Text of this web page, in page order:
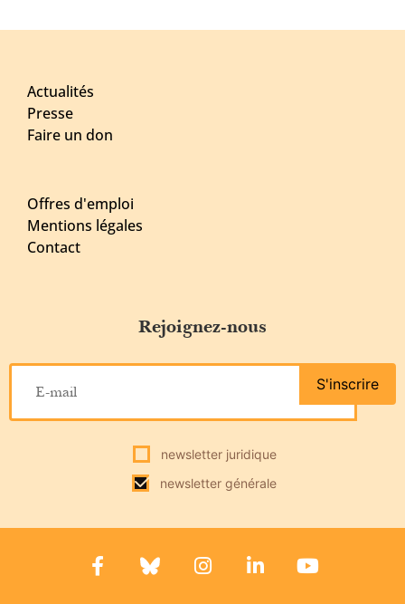
Actualités
Presse
Faire un don
Offres d'emploi
Mentions légales
Contact
Rejoignez-nous
newsletter juridique
newsletter générale
S'inscrire